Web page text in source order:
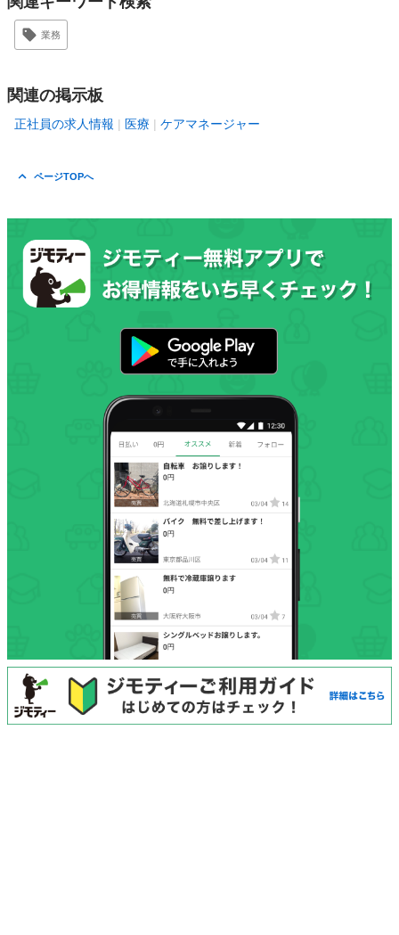
業務
関連の掲示板
正社員の求人情報 医療 ケアマネージャー
ページTOPへ